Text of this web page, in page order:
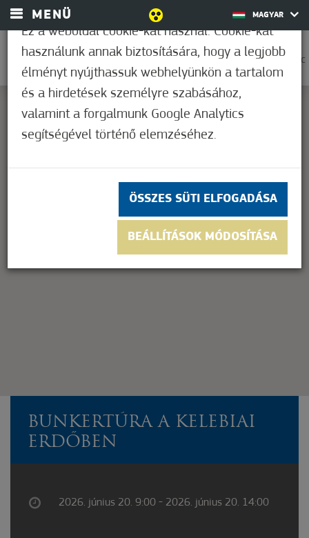
MENÜ MAGYAR
0
36,1°C
This page can't load Google Maps correctly.
Do you own this website? OK
BUNKERTÚRA A KELEBIAI
ERDŐBEN
2026. június 20. 9:00 - 2026. június 20. 14:00
Ez a weboldal cookie-kat használ. Cookie-kat
használunk annak biztosítására, hogy a legjobb
élményt nyújthassuk webhelyünkön a tartalom
és a hirdetések személyre szabásához,
valamint a forgalmunk Google Analytics
segítségével történő elemzéséhez.
ÖSSZES SÜTI ELFOGADÁSA
BEÁLLÍTÁSOK MÓDOSÍTÁSA